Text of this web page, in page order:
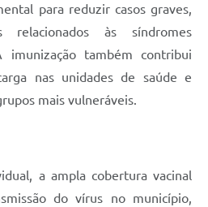
para reduzir casos graves,
relacionados às síndromes
imunização também contribui
nas unidades de saúde e
mais vulneráveis.
a ampla cobertura vacinal
do vírus no município,